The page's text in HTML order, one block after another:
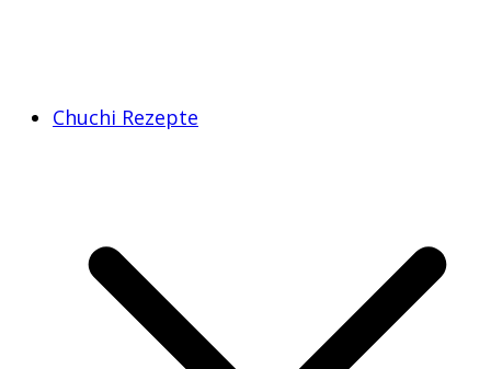
Chuchi Rezepte